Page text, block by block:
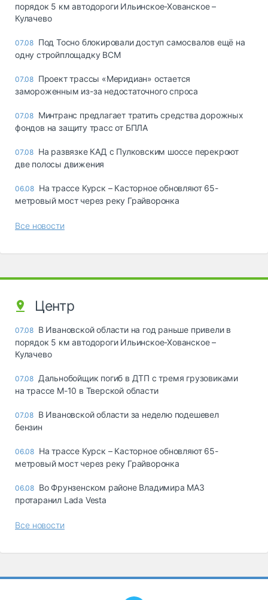
порядок 5 км автодороги Ильинское-Хованское –
Кулачево
07.08 Под Тосно блокировали доступ самосвалов ещё на
одну стройплощадку ВСМ
07.08 Проект трассы «Меридиан» остается
замороженным из-за недостаточного спроса
07.08 Минтранс предлагает тратить средства дорожных
фондов на защиту трасс от БПЛА
07.08 На развязке КАД с Пулковским шоссе перекроют
две полосы движения
06.08 На трассе Курск – Касторное обновляют 65-
метровый мост через реку Грайворонка
Все новости
Центр
07.08 В Ивановской области на год раньше привели в
порядок 5 км автодороги Ильинское-Хованское –
Кулачево
07.08 Дальнобойщик погиб в ДТП с тремя грузовиками
на трассе М-10 в Тверской области
07.08 В Ивановской области за неделю подешевел
бензин
06.08 На трассе Курск – Касторное обновляют 65-
метровый мост через реку Грайворонка
06.08 Во Фрунзенском районе Владимира МАЗ
протаранил Lada Vesta
Все новости